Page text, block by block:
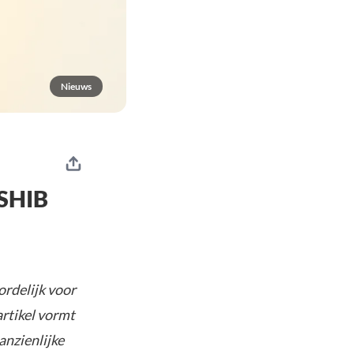
Nieuws
voor
vormt